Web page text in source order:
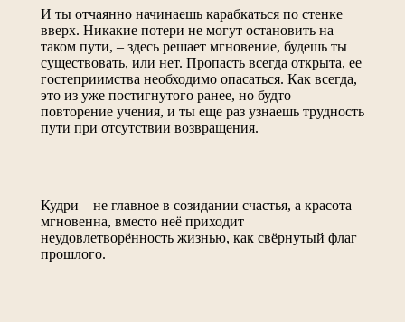
И ты отчаянно начинаешь карабкаться по стенке
вверх. Никакие потери не могут остановить на
таком пути, – здесь решает мгновение, будешь ты
существовать, или нет. Пропасть всегда открыта, ее
гостеприимства необходимо опасаться. Как всегда,
это из уже постигнутого ранее, но будто
повторение учения, и ты еще раз узнаешь трудность
пути при отсутствии возвращения.
Кудри – не главное в созидании счастья, а красота
мгновенна, вместо неё приходит
неудовлетворённость жизнью, как свёрнутый флаг
прошлого.